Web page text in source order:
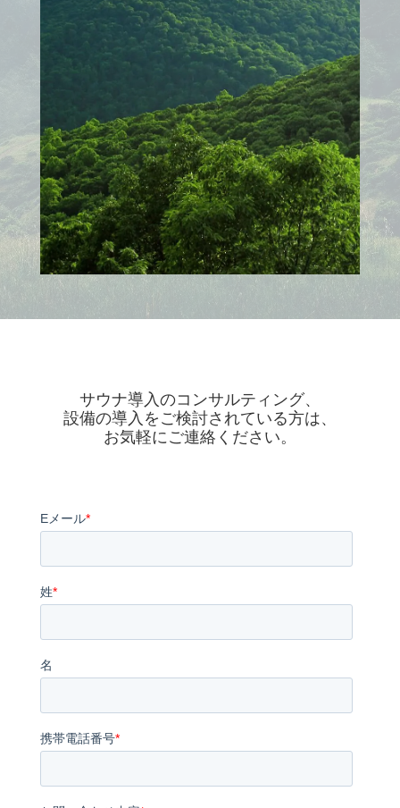
サウナ導入のコンサルティング、
設備の導入をご検討されている方は、
お気軽にご連絡ください。